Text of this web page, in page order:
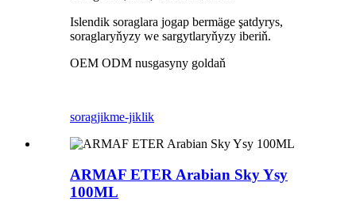
Islendik soraglara jogap bermäge şatdyrys,
soraglaryňyzy we sargytlaryňyzy iberiň.
OEM ODM nusgasyny goldaň
soragjikme-jiklik
ARMAF ETER Arabian Sky Ysy
100ML